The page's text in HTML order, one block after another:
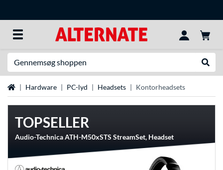
StartsideHardware PC-lyd Headsets Kontorheadsets
TOPSELLER
Audio-Technica ATH-M50xSTS StreamSet, Headset